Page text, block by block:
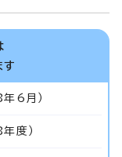
す
6月）
度）